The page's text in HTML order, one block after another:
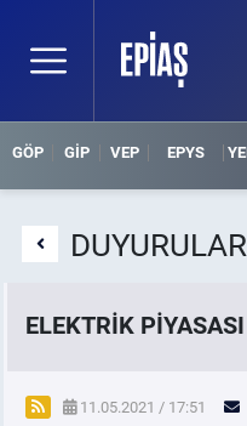
GÖP GİP VEP EPYS
DUYURULAR
ELEKTRİK PİYASASI
SPOT ELEKTRİK
11.05.2021 / 17:51